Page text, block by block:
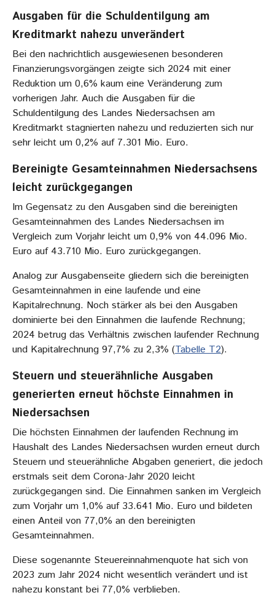
Ausgaben für die Schuldentilgung am
Kreditmarkt nahezu unverändert
Bei den nachrichtlich ausgewiesenen besonderen
Finanzierungsvorgängen zeigte sich 2024 mit einer
Reduktion um 0,6% kaum eine Veränderung zum
vorherigen Jahr. Auch die Ausgaben für die
Schuldentilgung des Landes Niedersachsen am
Kreditmarkt stagnierten nahezu und reduzierten sich nur
sehr leicht um 0,2% auf 7.301 Mio. Euro.
Bereinigte Gesamteinnahmen Niedersachsens
leicht zurückgegangen
Im Gegensatz zu den Ausgaben sind die bereinigten
Gesamteinnahmen des Landes Niedersachsen im
Vergleich zum Vorjahr leicht um 0,9% von 44.096 Mio.
Euro auf 43.710 Mio. Euro zurückgegangen.
Analog zur Ausgabenseite gliedern sich die bereinigten
Gesamteinnahmen in eine laufende und eine
Kapitalrechnung. Noch stärker als bei den Ausgaben
dominierte bei den Einnahmen die laufende Rechnung;
2024 betrug das Verhältnis zwischen laufender Rechnung
und Kapitalrechnung 97,7% zu 2,3% (Tabelle T2).
Steuern und steuerähnliche Ausgaben
generierten erneut höchste Einnahmen in
Niedersachsen
Die höchsten Einnahmen der laufenden Rechnung im
Haushalt des Landes Niedersachsen wurden erneut durch
Steuern und steuerähnliche Abgaben generiert, die jedoch
erstmals seit dem Corona-Jahr 2020 leicht
zurückgegangen sind. Die Einnahmen sanken im Vergleich
zum Vorjahr um 1,0% auf 33.641 Mio. Euro und bildeten
einen Anteil von 77,0% an den bereinigten
Gesamteinnahmen.
Diese sogenannte Steuereinnahmenquote hat sich von
2023 zum Jahr 2024 nicht wesentlich verändert und ist
nahezu konstant bei 77,0% verblieben.